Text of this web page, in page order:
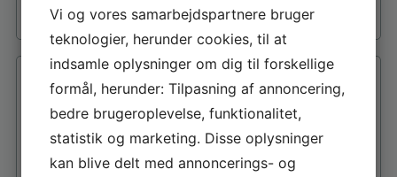
Vi og vores samarbejdspartnere bruger
teknologier, herunder cookies, til at
indsamle oplysninger om dig til forskellige
formål, herunder: Tilpasning af annoncering,
bedre brugeroplevelse, funktionalitet,
statistik og marketing. Disse oplysninger
kan blive delt med annoncerings- og